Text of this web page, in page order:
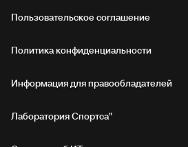
Пользовательское соглашение
Политика конфиденциальности
Информация для правообладателей
Лаборатория Спортса"